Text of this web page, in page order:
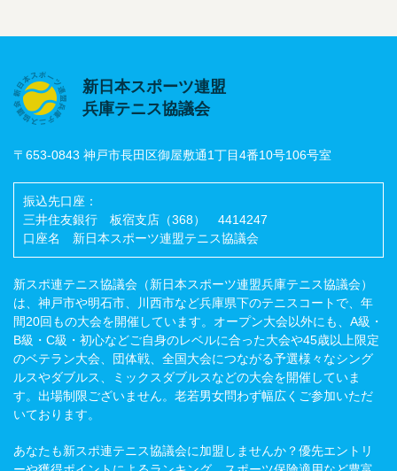
新日本スポーツ連盟
兵庫テニス協議会
〒653-0843 神戸市長田区御屋敷通1丁目4番10号106号室
振込先口座：
三井住友銀行 板宿支店（368） 4414247
口座名 新日本スポーツ連盟テニス協議会
新スポ連テニス協議会（新日本スポーツ連盟兵庫テニス協議会）
は、神戸市や明石市、川西市など兵庫県下のテニスコートで、年
間20回もの大会を開催しています。オープン大会以外にも、A級・
B級・C級・初心などご自身のレベルに合った大会や45歳以上限定
のベテラン大会、団体戦、全国大会につながる予選様々なシング
ルスやダブルス、ミックスダブルスなどの大会を開催していま
す。出場制限ございません。老若男女問わず幅広くご参加いただ
いております。
あなたも新スポ連テニス協議会に加盟しませんか？優先エントリ